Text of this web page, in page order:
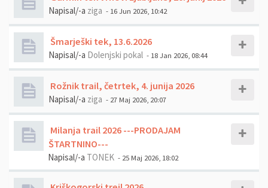
Napisal/-a ziga - 16 Jun 2026, 10:42
Šmarješki tek, 13.6.2026
Napisal/-a Dolenjski pokal - 18 Jan 2026, 08:44
Rožnik trail, četrtek, 4. junija 2026
Napisal/-a ziga - 27 Maj 2026, 20:07
Milanja trail 2026 ---PRODAJAM
ŠTARTNINO---
Napisal/-a TONEK - 25 Maj 2026, 18:02